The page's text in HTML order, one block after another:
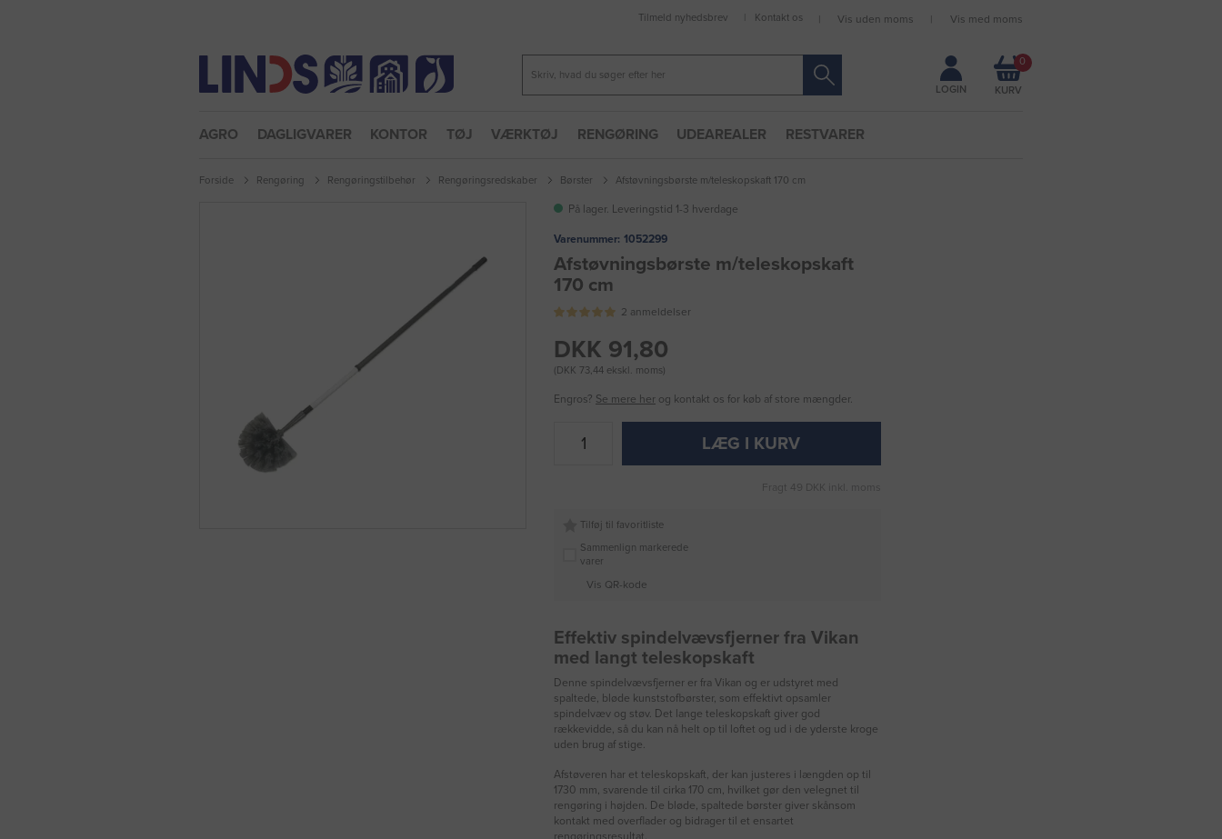
Forbliv logget ind
Tilmeld nyhedsbrev Kontakt os Vis uden moms Vis med moms
LOGIN
0
AGRO DAGLIGVARER KONTOR TØJ VÆRKTØJ RENGØRING UDEAREALER RESTVARER
Forside Rengøring Rengøringstilbehør Rengøringsredskaber Børster Afstøvningsbørste m/teleskopskaft 170 cm
På lager. Leveringstid 1-3 hverdage
Varenummer: 1052299
Afstøvningsbørste m/teleskopskaft
170 cm
2 anmeldelser
DKK 91,80
(DKK 73,44 ekskl. moms)
Engros? Se mere her og kontakt os for køb af store mængder.
LÆG I KURV
Fragt 49 DKK inkl. moms
Tilføj til favoritliste
Sammenlign markerede
varer
Vis QR-kode
Effektiv spindelvævsfjerner fra Vikan
med langt teleskopskaft
Denne spindelvævsfjerner er fra Vikan og er udstyret med
spaltede, bløde kunststofbørster, som effektivt opsamler
spindelvæv og støv. Det lange teleskopskaft giver god
rækkevidde, så du kan nå helt op til loftet og ud i de yderste kroge
uden brug af stige.
Afstøveren har et teleskopskaft, der kan justeres i længden op til
1730 mm, svarende til cirka 170 cm, hvilket gør den velegnet til
rengøring i højden. De bløde, spaltede børster giver skånsom
kontakt med overflader og bidrager til et ensartet
rengøringsresultat.